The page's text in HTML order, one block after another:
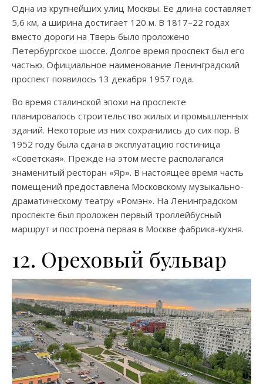
Одна из крупнейших улиц Москвы. Ее длина составляет
5,6 км, а ширина достигает 120 м. В 1817–22 годах
вместо дороги на Тверь было проложено
Петербургское шоссе. Долгое время проспект был его
частью. Официальное наименование Ленинградский
проспект появилось 13 декабря 1957 года.
Во время сталинской эпохи на проспекте
планировалось строительство жилых и промышленных
зданий. Некоторые из них сохранились до сих пор. В
1952 году была сдана в эксплуатацию гостиница
«Советская». Прежде на этом месте располагался
знаменитый ресторан «Яр». В настоящее время часть
помещений предоставлена Московскому музыкально-
драматическому театру «Ромэн». На Ленинградском
проспекте был проложен первый троллейбусный
маршрут и построена первая в Москве фабрика-кухня.
12. Ореховый бульвар